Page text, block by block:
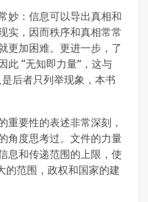
妙：信息可以导出真相和
实，因而秩序和真相常常
更加困难。更进一步，了
此 “无知即力量”，这与
后者只列举现象，本书
重要性的表述非常深刻，
角度思考过。文件的力量
息和传递范围的上限，使
的范围，政权和国家的建